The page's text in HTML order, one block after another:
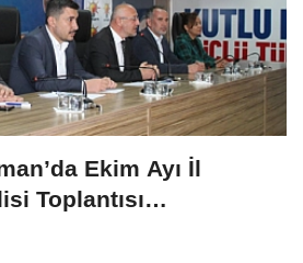
Ekim Ayı İl
Toplantısı